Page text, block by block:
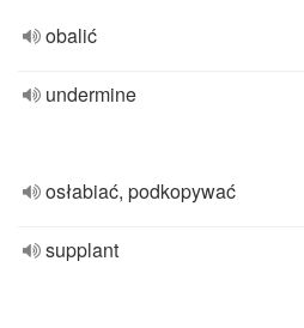
obalić
undermine
osłabiać, podkopywać
supplant